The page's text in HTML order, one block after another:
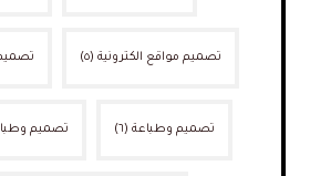
تصميم مواقع الكترونية (٥)
تصميم وطباعة (٦) تصميم